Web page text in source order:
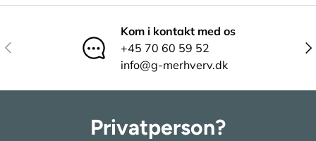
Tidligere
Kom i kontakt med os
+45 70 60 59 52
info@g-merhverv.dk
Privatperson?